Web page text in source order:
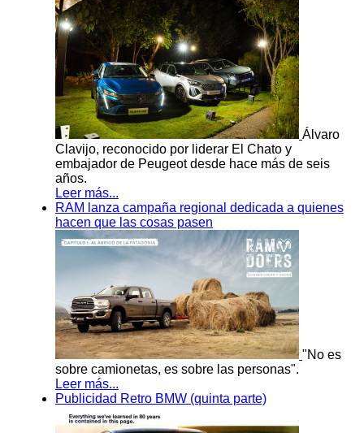
Álvaro
Clavijo, reconocido por liderar El Chato y
embajador de Peugeot desde hace más de seis
años.
Leer más...
RAM lanza campaña regional dedicada a quienes
hacen que las cosas pasen
"No es
sobre camionetas, es sobre las personas".
Leer más...
Publicidad Retro BMW (quinta parte)